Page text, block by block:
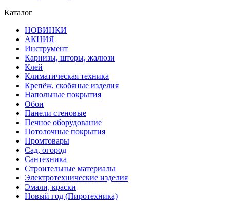
Каталог
НОВИНКИ
АКЦИЯ
Инструмент
Карнизы, шторы, жалюзи
Клей
Климатическая техника
Крепёж, скобяные изделия
Напольные покрытия
Обои
Панели стеновые
Печное оборудование
Потолочные покрытия
Промтовары
Сад, огород
Сантехника
Строительные материалы
Электротехнические изделия
Эмали, краски
Новый год (Пиротехника)